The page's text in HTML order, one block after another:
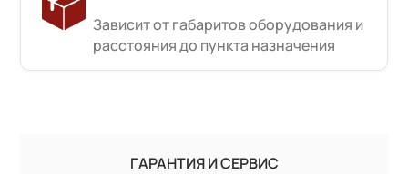
Зависит от габаритов оборудования и
расстояния до пункта назначения
ГАРАНТИЯ И СЕРВИС